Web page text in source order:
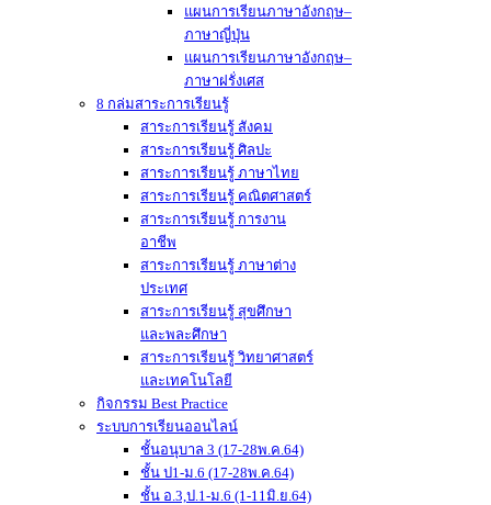
แผนการเรียนภาษาอังกฤษ–
ภาษาญี่ปุ่น
แผนการเรียนภาษาอังกฤษ–
ภาษาฝรั่งเศส
8 กล่มสาระการเรียนรู้
สาระการเรียนรู้ สังคม
สาระการเรียนรู้ ศิลปะ
สาระการเรียนรู้ ภาษาไทย
สาระการเรียนรู้ คณิตศาสตร์
สาระการเรียนรู้ การงาน
อาชีพ
สาระการเรียนรู้ ภาษาต่าง
ประเทศ
สาระการเรียนรู้ สุขศึกษา
และพละศึกษา
สาระการเรียนรู้ วิทยาศาสตร์
และเทคโนโลยี
กิจกรรม Best Practice
ระบบการเรียนออนไลน์
ชั้นอนุบาล 3 (17-28พ.ค.64)
ชั้น ป1-ม.6 (17-28พ.ค.64)
ชั้น อ.3,ป.1-ม.6 (1-11มิ.ย.64)